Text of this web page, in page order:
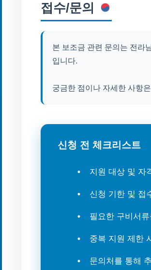
접수/문의
본 보조금 관련 문의는 전라
입니다.
궁금한 점이나 자세한 사항
신청 전 체크리스트
지원 대상 및 자
신청 기한 및 접
필요한 구비서
중복 지원 제한
문의처를 통해